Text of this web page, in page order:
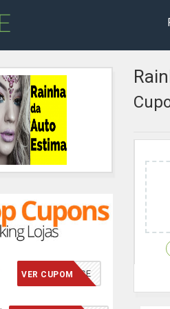
VCMERECE
VER CUPOM